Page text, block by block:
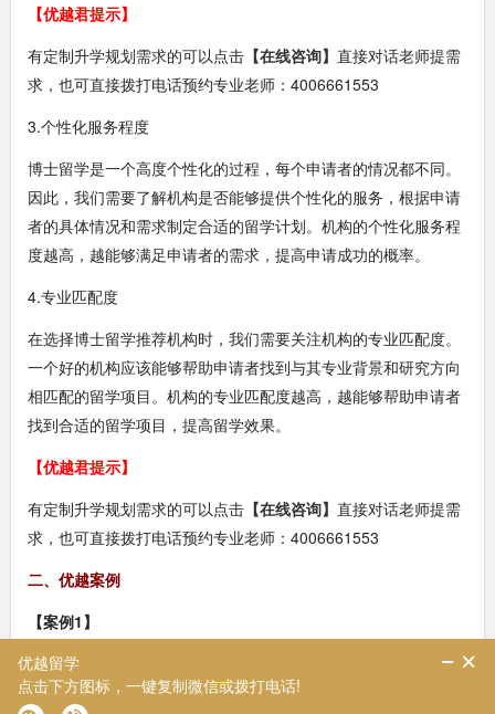
【优越君提示】
有定制升学规划需求的可以点击 【在线咨询】 直接对话老师提需
求，也可直接拨打电话预约专业老师：4006661553
3.个性化服务程度
博士留学是一个高度个性化的过程，每个申请者的情况都不同。
因此，我们需要了解机构是否能够提供个性化的服务，根据申请
者的具体情况和需求制定合适的留学计划。机构的个性化服务程
度越高，越能够满足申请者的需求，提高申请成功的概率。
4.专业匹配度
在选择博士留学推荐机构时，我们需要关注机构的专业匹配度。
一个好的机构应该能够帮助申请者找到与其专业背景和研究方向
相匹配的留学项目。机构的专业匹配度越高，越能够帮助申请者
找到合适的留学项目，提高留学效果。
【优越君提示】
有定制升学规划需求的可以点击 【在线咨询】 直接对话老师提需
求，也可直接拨打电话预约专业老师：4006661553
二、优越案例
【案例1】
姓名：F同学
录取院校：伦敦国王学院